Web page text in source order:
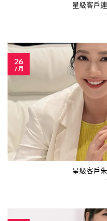
星級客戶
星級客戶
26
7 月